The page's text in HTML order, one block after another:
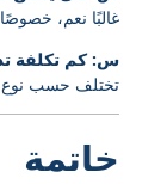
غالبًا نعم،
س: كم تكلفة
تختلف حسب نوع
خاتمة